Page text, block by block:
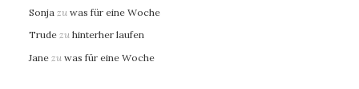
Sonja zu was für eine Woche
Trude zu hinterher laufen
Jane zu was für eine Woche